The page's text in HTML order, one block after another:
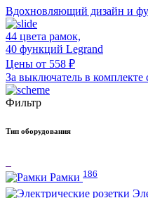
Вдохновляющий дизайн и
44 цвета рамок,
40 функций Legrand
Цены от 558 ₽
За выключатель в комплекте
Фильтр
Тип оборудования
Рамки 186